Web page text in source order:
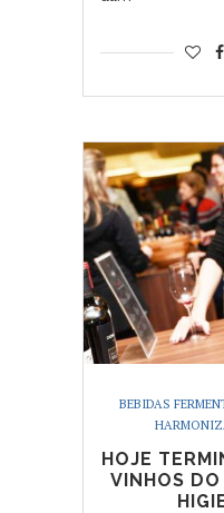
BEBIDAS
HOJE
VINHOS DO